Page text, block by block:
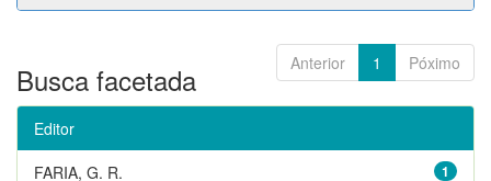
Anterior 1 Póximo
Busca facetada
Editor
1
FARIA, G. R.